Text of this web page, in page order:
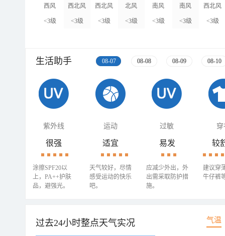
西风
<3级
西北风
<3级
西北风
<3级
北风
<3级
南风
<3级
南风
<3级
西北风
<3级
生活助手 08-07 08-08 08-09 08-10
紫外线 运动 过敏 穿
很强
涂擦SPF20以
上，PA++护肤
品，避强光。
适宜
天气较好，尽情
感受运动的快乐
吧。
易发
应减少外出，外
出需采取防护措
施。
较
建议穿
牛仔裤
过去24小时整点天气实况 气温